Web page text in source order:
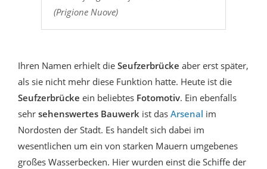
(Prigione Nuove)
Ihren Namen erhielt die Seufzerbrücke aber erst später,
als sie nicht mehr diese Funktion hatte. Heute ist die
Seufzerbrücke ein beliebtes Fotomotiv. Ein ebenfalls
sehr sehenswertes Bauwerk ist das Arsenal im
Nordosten der Stadt. Es handelt sich dabei im
wesentlichen um ein von starken Mauern umgebenes
großes Wasserbecken. Hier wurden einst die Schiffe der